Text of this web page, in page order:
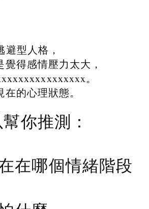
避型人格，
覺得感情壓力太大，
。
的心理狀態。
你推測：
在哪個情緒階段